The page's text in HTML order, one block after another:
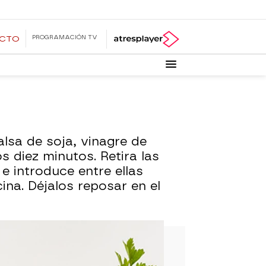
PROGRAMACIÓN TV
de soja, vinagre de
diez minutos. Retira las
introduce entre ellas
Déjalos reposar en el